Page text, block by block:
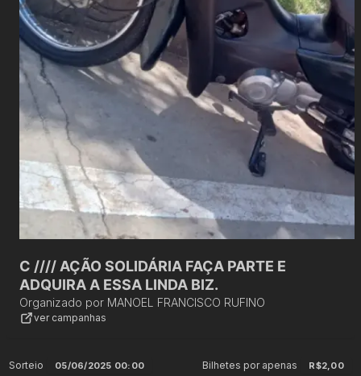
C //// AÇÃO SOLIDÁRIA FAÇA PARTE E
ADQUIRA A ESSA LINDA BIZ.
Organizado por MANOEL FRANCISCO RUFINO
ver campanhas
Sorteio 05/06/2025 00:00 Bilhetes por apenas R$2,00